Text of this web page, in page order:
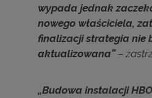
wypada jednak
nowego właściciela,
finalizacji strategia nie
aktualizowana”–
„Budowa instalacji